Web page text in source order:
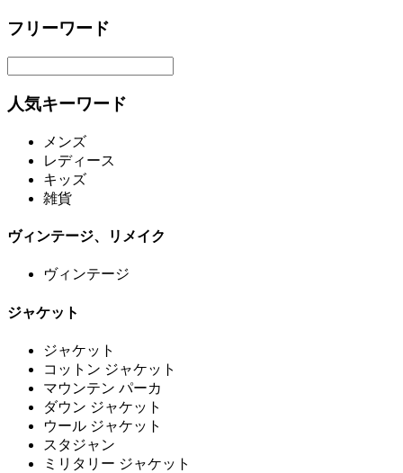
フリーワード
人気キーワード
メンズ
レディース
キッズ
雑貨
ヴィンテージ、リメイク
ヴィンテージ
ジャケット
ジャケット
コットン ジャケット
マウンテン パーカ
ダウン ジャケット
ウール ジャケット
スタジャン
ミリタリー ジャケット